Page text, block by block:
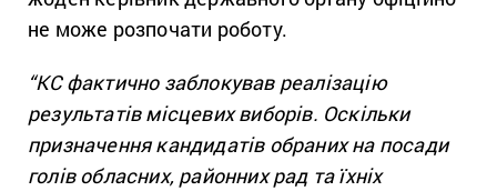
не може розпочати роботу.
“КС фактично заблокував реалізацію
результатів місцевих виборів. Оскільки
призначення кандидатів обраних на посади
голів обласних, районних рад та їхніх